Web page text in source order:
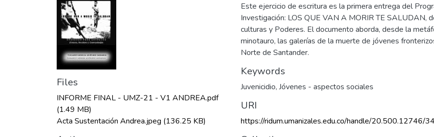
Files
INFORME FINAL - UMZ-21 - V1 ANDREA.pdf
(1.49 MB)
Acta Sustentación Andrea.jpeg (136.25 KB)
Este ejercicio de escritura es la primera entrega del
Investigación: LOS QUE VAN A MORIR TE SALUDAN,
culturas y Poderes. El documento aborda, desde la
minotauro, las galerías de la muerte de jóvenes
Norte de Santander.
Keywords
Juvenicidio, Jóvenes - aspectos sociales
URI
https://ridum.umanizales.edu.co/handle/20.500.12746/